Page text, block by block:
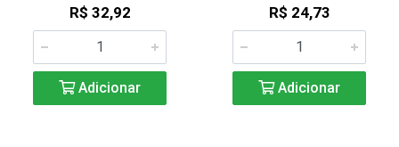
R$ 32,92
Adicionar
R$ 24,73
Adicionar